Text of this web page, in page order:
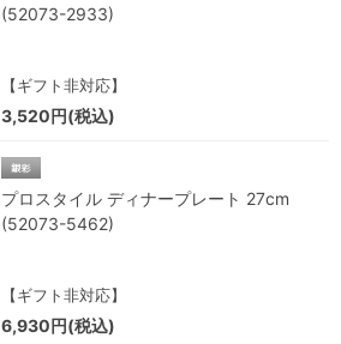
(52073-2933)
【ギフト非対応】
3,520円(税込)
プロスタイル ディナープレート 27cm
(52073-5462)
【ギフト非対応】
6,930円(税込)